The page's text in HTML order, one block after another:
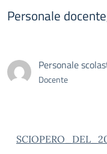
Personale
Personale
Docente